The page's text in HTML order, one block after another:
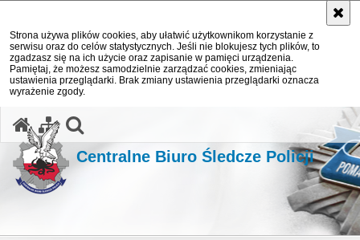
Strona używa plików cookies, aby ułatwić użytkownikom korzystanie z
serwisu oraz do celów statystycznych. Jeśli nie blokujesz tych plików, to
zgadzasz się na ich użycie oraz zapisanie w pamięci urządzenia.
Pamiętaj, że możesz samodzielnie zarządzać cookies, zmieniając
ustawienia przeglądarki. Brak zmiany ustawienia przeglądarki oznacza
wyrażenie zgody.
Centralne Biuro Śledcze Policji